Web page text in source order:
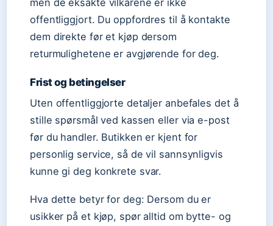
men de eksakte vilkårene er ikke
offentliggjort. Du oppfordres til å kontakte
dem direkte før et kjøp dersom
returmulighetene er avgjørende for deg.
Frist og betingelser
Uten offentliggjorte detaljer anbefales det å
stille spørsmål ved kassen eller via e-post
før du handler. Butikken er kjent for
personlig service, så de vil sannsynligvis
kunne gi deg konkrete svar.
Hva dette betyr for deg: Dersom du er
usikker på et kjøp, spør alltid om bytte- og